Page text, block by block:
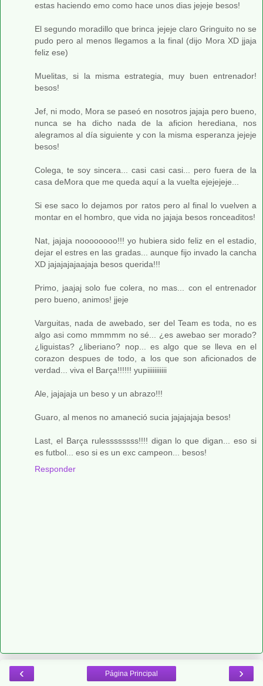
estas haciendo emo como hace unos dias jejeje besos!
El segundo moradillo que brinca jejeje claro Gringuito no se
pudo pero al menos llegamos a la final (dijo Mora XD jjaja
feliz ese)
Muelitas, si la misma estrategia, muy buen entrenador!
besos!
Jef, ni modo, Mora se paseó en nosotros jajaja pero bueno,
nunca se ha dicho nada de la aficion herediana, nos
alegramos al día siguiente y con la misma esperanza jejeje
besos!
Colega, te soy sincera... casi casi casi... pero fuera de la
casa deMora que me queda aquí a la vuelta ejejejeje...
Si ese saco lo dejamos por ratos pero al final lo vuelven a
montar en el hombro, que vida no jajaja besos ronceaditos!
Nat, jajaja noooooooo!!! yo hubiera sido feliz en el estadio,
dejar el estres en las gradas... aunque fijo invado la cancha
XD jajajajajaajaja besos querida!!!
Primo, jaajaj solo fue colera, no mas... con el entrenador
pero bueno, animos! jjeje
Varguitas, nada de awebado, ser del Team es toda, no es
algo asi como mmmmm no sé... ¿es awebao ser morado?
¿liguistas? ¿liberiano? nop... es algo que se lleva en el
corazon despues de todo, a los que son aficionados de
verdad... viva el Barça!!!!!! yupiiiiiiiiiii
Ale, jajajaja un beso y un abrazo!!!
Guaro, al menos no amaneció sucia jajajajaja besos!
Last, el Barça rulessssssss!!!! digan lo que digan... eso si
es futbol... eso si es un exc campeon... besos!
Responder
‹ ›
Página Principal